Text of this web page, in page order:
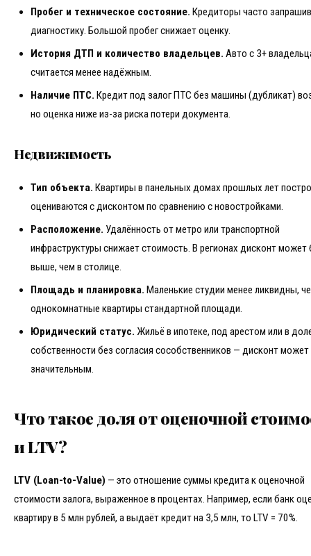
Пробег и техническое состояние. Кредиторы часто
диагностику. Большой пробег снижает оценку.
История ДТП и количество владельцев. Авто с 3+
считается менее надёжным.
Наличие ПТС. Кредит под залог ПТС без машины (дубликат)
но оценка ниже из-за риска потери документа.
Недвижимость
Тип объекта. Квартиры в панельных домах прошлых лет
оцениваются с дисконтом по сравнению с новостройками.
Расположение. Удалённость от метро или транспортной
инфраструктуры снижает стоимость. В регионах дисконт может
выше, чем в столице.
Площадь и планировка. Маленькие студии менее ликвидны,
однокомнатные квартиры стандартной площади.
Юридический статус. Жильё в ипотеке, под арестом или в
собственности без согласия сособственников — дисконт
значительным.
Что такое доля от оценочной
и LTV?
LTV (Loan-to-Value) — это отношение суммы кредита к оценочной
стоимости залога, выраженное в процентах. Например, если банк
квартиру в 5 млн рублей, а выдаёт кредит на 3,5 млн, то LTV = 70%.